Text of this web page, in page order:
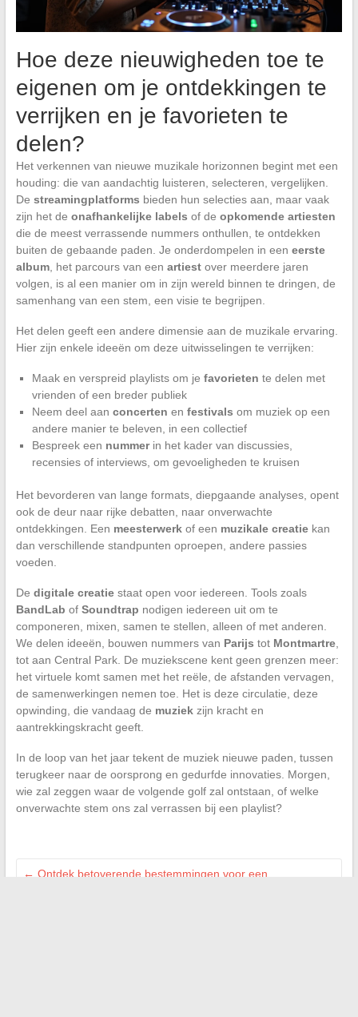
Hoe deze nieuwigheden toe te
eigenen om je ontdekkingen te
verrijken en je favorieten te
delen?
Het verkennen van nieuwe muzikale horizonnen begint met een
houding: die van aandachtig luisteren, selecteren, vergelijken.
De streamingplatforms bieden hun selecties aan, maar vaak
zijn het de onafhankelijke labels of de opkomende artiesten
die de meest verrassende nummers onthullen, te ontdekken
buiten de gebaande paden. Je onderdompelen in een eerste
album, het parcours van een artiestover meerdere jaren
volgen, is al een manier om in zijn wereld binnen te dringen, de
samenhang van een stem, een visie te begrijpen.
Het delen geeft een andere dimensie aan de muzikale ervaring.
Hier zijn enkele ideeën om deze uitwisselingen te verrijken:
Maak en verspreid playlists om je favorieten te delen met
vrienden of een breder publiek
Neem deel aan concerten en festivals om muziek op een
andere manier te beleven, in een collectief
Bespreek een nummerin het kader van discussies,
recensies of interviews, om gevoeligheden te kruisen
Het bevorderen van lange formats, diepgaande analyses, opent
ook de deur naar rijke debatten, naar onverwachte
ontdekkingen. Een meesterwerkof een muzikale creatiekan
dan verschillende standpunten oproepen, andere passies
voeden.
De digitale creatiestaat open voor iedereen. Tools zoals
BandLab of Soundtrap nodigen iedereen uit om te
componeren, mixen, samen te stellen, alleen of met anderen.
We delen ideeën, bouwen nummers van Parijs tot Montmartre,
tot aan Central Park. De muziekscene kent geen grenzen meer:
het virtuele komt samen met het reële, de afstanden vervagen,
de samenwerkingen nemen toe. Het is deze circulatie, deze
opwinding, die vandaag de muziekzijn kracht en
aantrekkingskracht geeft.
In de loop van het jaar tekent de muziek nieuwe paden, tussen
terugkeer naar de oorsprong en gedurfde innovaties. Morgen,
wie zal zeggen waar de volgende golf zal ontstaan, of welke
onverwachte stem ons zal verrassen bij een playlist?
← Ontdek betoverende bestemmingen voor een